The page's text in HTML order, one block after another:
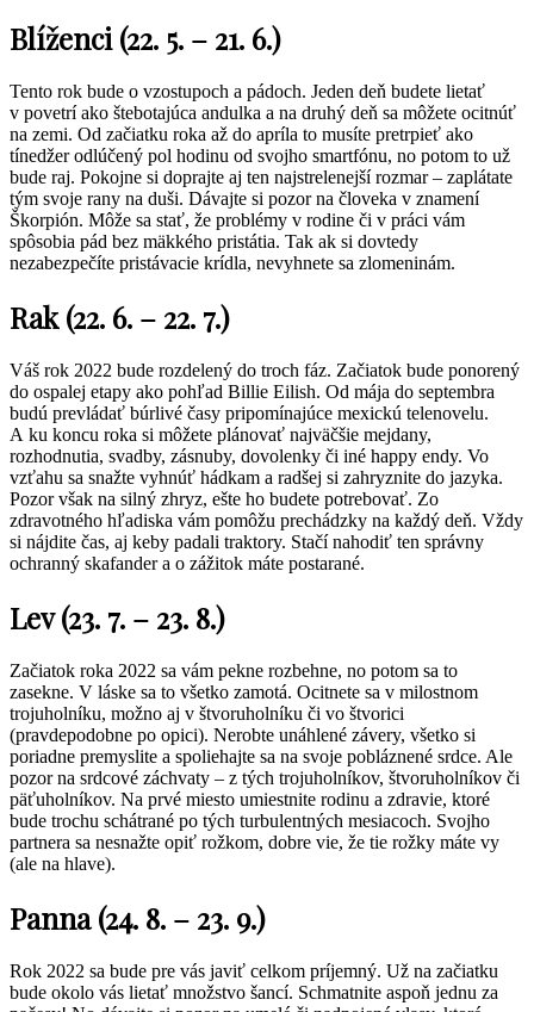
Blíženci (22. 5. – 21. 6.)
Tento rok bude o vzostupoch a pádoch. Jeden deň budete lietať
v povetrí ako štebotajúca andulka a na druhý deň sa môžete ocitnúť
na zemi. Od začiatku roka až do apríla to musíte pretrpieť ako
tínedžer odlúčený pol hodinu od svojho smartfónu, no potom to už
bude raj. Pokojne si doprajte aj ten najstrelenejší rozmar – zaplátate
tým svoje rany na duši. Dávajte si pozor na človeka v znamení
Škorpión. Môže sa stať, že problémy v rodine či v práci vám
spôsobia pád bez mäkkého pristátia. Tak ak si dovtedy
nezabezpečíte pristávacie krídla, nevyhnete sa zlomeninám.
Rak (22. 6. – 22. 7.)
Váš rok 2022 bude rozdelený do troch fáz. Začiatok bude ponorený
do ospalej etapy ako pohľad Billie Eilish. Od mája do septembra
budú prevládať búrlivé časy pripomínajúce mexickú telenovelu.
A ku koncu roka si môžete plánovať najväčšie mejdany,
rozhodnutia, svadby, zásnuby, dovolenky či iné happy endy. Vo
vzťahu sa snažte vyhnúť hádkam a radšej si zahryznite do jazyka.
Pozor však na silný zhryz, ešte ho budete potrebovať. Zo
zdravotného hľadiska vám pomôžu prechádzky na každý deň. Vždy
si nájdite čas, aj keby padali traktory. Stačí nahodiť ten správny
ochranný skafander a o zážitok máte postarané.
Lev (23. 7. – 23. 8.)
Začiatok roka 2022 sa vám pekne rozbehne, no potom sa to
zasekne. V láske sa to všetko zamotá. Ocitnete sa v milostnom
trojuholníku, možno aj v štvoruholníku či vo štvorici
(pravdepodobne po opici). Nerobte unáhlené závery, všetko si
poriadne premyslite a spoliehajte sa na svoje pobláznené srdce. Ale
pozor na srdcové záchvaty – z tých trojuholníkov, štvoruholníkov či
päťuholníkov. Na prvé miesto umiestnite rodinu a zdravie, ktoré
bude trochu schátrané po tých turbulentných mesiacoch. Svojho
partnera sa nesnažte opiť rožkom, dobre vie, že tie rožky máte vy
(ale na hlave).
Panna (24. 8. – 23. 9.)
Rok 2022 sa bude pre vás javiť celkom príjemný. Už na začiatku
bude okolo vás lietať množstvo šancí. Schmatnite aspoň jednu za